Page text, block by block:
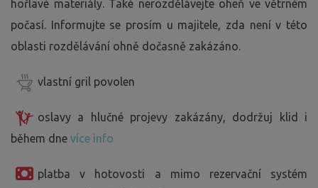
hořlavé materiály. Také nerozdělávejte oheň ve větrném
počasí. Informujte se prosím u majitele, zda není v této
oblasti rozdělávání ohně dočasně zakázáno.
vlastní gril povolen
oslavy a hlučné projevy zakázány, dodržuj klid i
během dne více info
platba v hotovosti a mimo rezervační systém